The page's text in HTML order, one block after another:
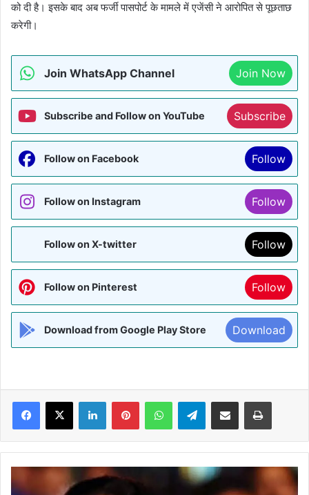
को दी है। इसके बाद अब फर्जी पासपोर्ट के मामले में एजेंसी ने आरोपित से पूछताछ
करेगी।
Join WhatsApp Channel Join Now
Subscribe and Follow on YouTube Subscribe
Follow on Facebook Follow
Follow on Instagram Follow
Follow on X-twitter Follow
Follow on Pinterest Follow
Download from Google Play Store Download
Facebook
X LinkedInPinterestWhatsAppTelegramShare via Email Print
रिपोर्ट